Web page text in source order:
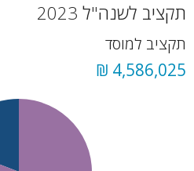
תקציב לשנה"ל 2023
תקציב למוסד
4,586,025 ₪